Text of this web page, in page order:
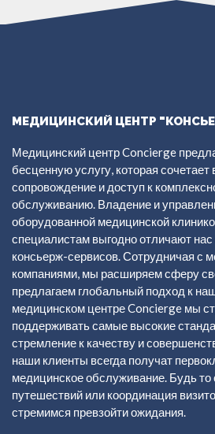
МЕДИЦИНСКИЙ ЦЕНТР
Медицинский центр Concierge
бесценную услугу, которая сочетает
сопровождение и доступ к
обслуживанию. Владение и
оборудованной медицинской
специалистам выгодно отличают
консьерж-сервисов. Сотрудничая с
компаниями, мы расширяем сферу
предлагаем глобальный подход к
медицинском центре Concierge мы
поддерживать самые высокие
стремление к качеству и
наши клиенты всегда получат
медицинское обслуживание. Будь то
путешествий или координация
стремимся превзойти ожидания.